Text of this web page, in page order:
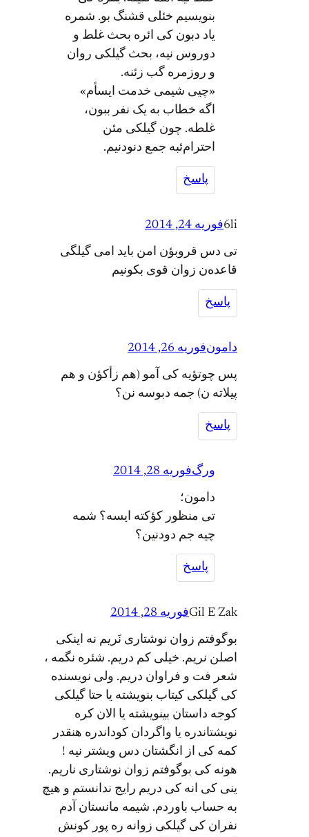
بنویسیم خئلی قشنگ بو. شمره
یاد دبون کی ائره بحث غلط و
دوروس نیه، بحث گیلکی روان
و روزمره گب زئنه.
«چیی شیمی خدمت ایسأم»
اگه خطاب به یک نفر ببون،
غلطه. چون گیلکی مئن
احترام‌ئبه جمع دنودنیم.
پاسخ
6liفوریه 24, 2014
تی دس قروبؤن امن باید امی گیلگی
قاعده‌ن زوان قوی بکونیم
پاسخ
دامونفوریه 26, 2014
پس چوتؤیه کی آمو (هم زأکؤن و هم
پیلاته ن) جمه دبوسه نن؟
پاسخ
ورگفوریه 28, 2014
دامون؛
تی منظور کؤکته ایسه؟ شمه
چیه جم دودنین؟
پاسخ
Gil E Zakفوریه 28, 2014
بوگوفتم زوان نوشتاری نَریم نه اینکی
اصلن نریم. خیلی کم دریم. شئره نگمه ،
شعر فت و فراوان دریم. ولی نویسنده
کی گیلکی کیتاب بنویشته یا حتا گیلکی
کوجه داستان بینویشته یا الان کره
نویشتاندره یا واگردان کوداندره هنقدر
کمه کی از انگشتان دس ویشتر نیه !
هونه کی بوگوفتم زوان نوشتاری ناریم.
ینی کی انه کی دریم رایج ندانستم و هیچ
به حساب باوردم. شیمه مانستان آدم
نفران کی گیلکی زوانه ره پور کونش